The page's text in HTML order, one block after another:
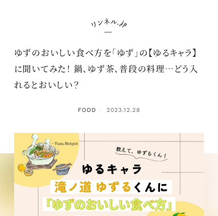
ゆずのおいしい食べ方を「ゆず」の【ゆるキャラ】
に聞いてみた！ 鍋、ゆず茶、普段の料理…どう入
れるとおいしい？
FOOD ： 2023.12.28